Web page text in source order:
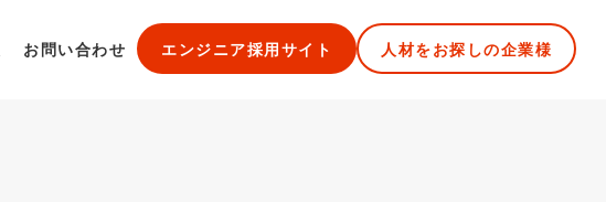
お問い合わせ エンジニア採用サイト 人材をお探しの企業様